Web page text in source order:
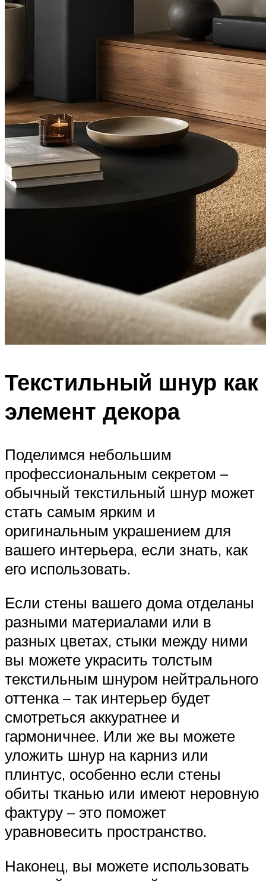
Текстильный шнур как
элемент декора
Поделимся небольшим
профессиональным секретом –
обычный текстильный шнур может
стать самым ярким и
оригинальным украшением для
вашего интерьера, если знать, как
его использовать.
Если стены вашего дома отделаны
разными материалами или в
разных цветах, стыки между ними
вы можете украсить толстым
текстильным шнуром нейтрального
оттенка – так интерьер будет
смотреться аккуратнее и
гармоничнее. Или же вы можете
уложить шнур на карниз или
плинтус, особенно если стены
обиты тканью или имеют неровную
фактуру – это поможет
уравновесить пространство.
Наконец, вы можете использовать